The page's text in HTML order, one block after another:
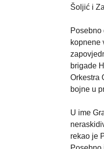
Šoljić i
kopnene
brigade
Orkestra
bojne u
U ime
rekao je